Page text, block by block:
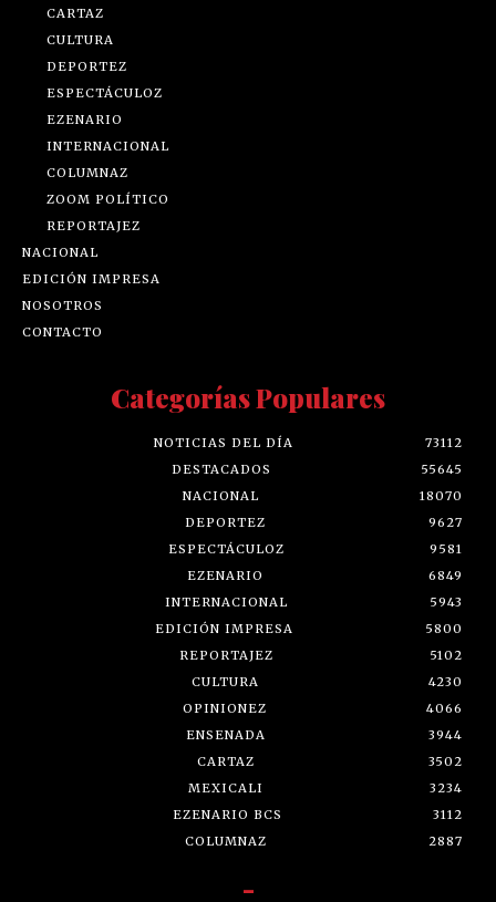
CARTAZ
CULTURA
DEPORTEZ
ESPECTÁCULOZ
EZENARIO
INTERNACIONAL
COLUMNAZ
ZOOM POLÍTICO
REPORTAJEZ
NACIONAL
EDICIÓN IMPRESA
NOSOTROS
CONTACTO
Categorías Populares
NOTICIAS DEL DÍA
73112
DESTACADOS
55645
NACIONAL
18070
DEPORTEZ
9627
ESPECTÁCULOZ
9581
EZENARIO
6849
INTERNACIONAL
5943
EDICIÓN IMPRESA
5800
REPORTAJEZ
5102
CULTURA
4230
OPINIONEZ
4066
ENSENADA
3944
CARTAZ
3502
MEXICALI
3234
EZENARIO BCS
3112
COLUMNAZ
2887
-